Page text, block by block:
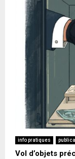
info pratiques
Vol d’objets